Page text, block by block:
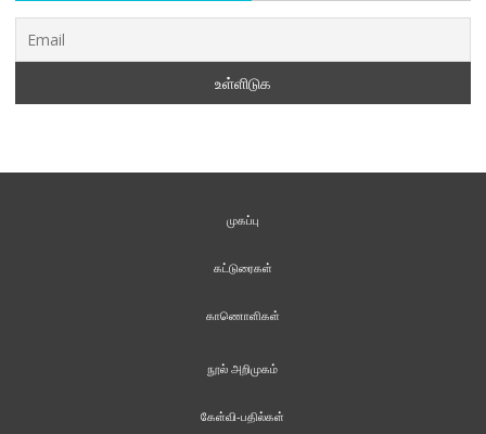
முகப்பு
கட்டுரைகள்
காணொளிகள்
நூல் அறிமுகம்
கேள்வி-பதில்கள்